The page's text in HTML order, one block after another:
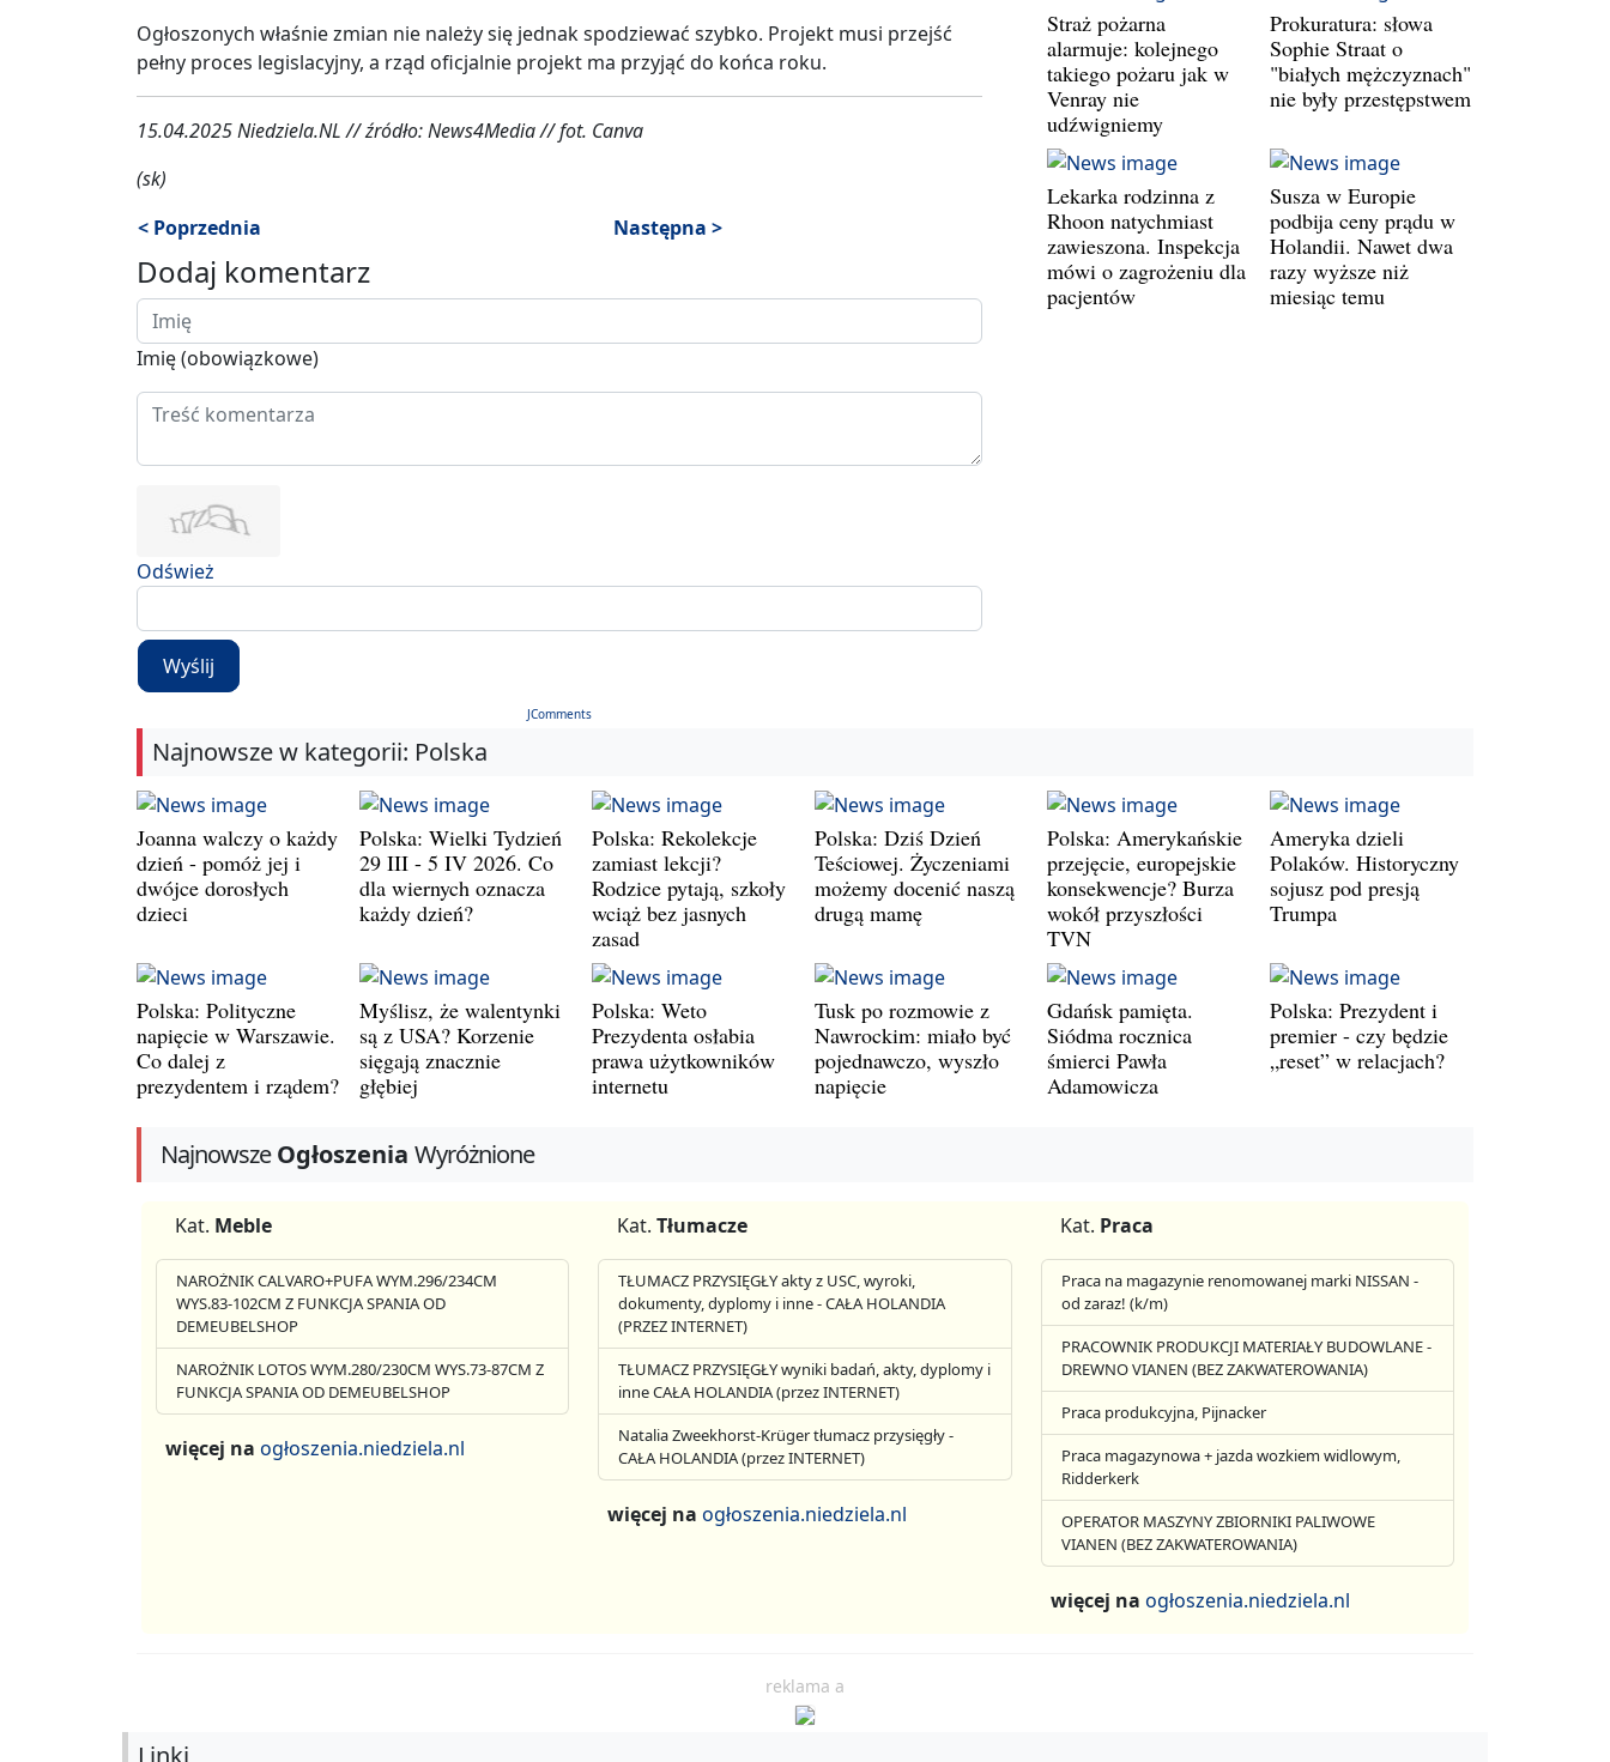
Ogłoszonych właśnie zmian nie należy się jednak spodziewać szybko. Projekt musi przejść
pełny proces legislacyjny, a rząd oficjalnie projekt ma przyjąć do końca roku.
15.04.2025 Niedziela.NL // źródło: News4Media // fot. Canva
(sk)
< Poprzednia
Następna >
Dodaj komentarz
Imię (obowiązkowe)
Odśwież
Wyślij
JComments
Straż pożarna
alarmuje: kolejnego
takiego pożaru jak w
Venray nie
udźwigniemy
Prokuratura: słowa
Sophie Straat o
"białych mężczyznach"
nie były przestępstwem
Lekarka rodzinna z
Rhoon natychmiast
zawieszona. Inspekcja
mówi o zagrożeniu dla
pacjentów
Susza w Europie
podbija ceny prądu w
Holandii. Nawet dwa
razy wyższe niż
miesiąc temu
Najnowsze w kategorii: Polska
Joanna walczy o każdy
dzień - pomóż jej i
dwójce dorosłych
dzieci
Polska: Wielki Tydzień
29 III - 5 IV 2026. Co
dla wiernych oznacza
każdy dzień?
Polska: Rekolekcje
zamiast lekcji?
Rodzice pytają, szkoły
wciąż bez jasnych
zasad
Polska: Dziś Dzień
Teściowej. Życzeniami
możemy docenić naszą
drugą mamę
Polska: Amerykańskie
przejęcie, europejskie
konsekwencje? Burza
wokół przyszłości
TVN
Ameryka dzieli
Polaków. Historyczny
sojusz pod presją
Trumpa
Polska: Polityczne
napięcie w Warszawie.
Co dalej z
prezydentem i rządem?
Myślisz, że walentynki
są z USA? Korzenie
sięgają znacznie
głębiej
Polska: Weto
Prezydenta osłabia
prawa użytkowników
internetu
Tusk po rozmowie z
Nawrockim: miało być
pojednawczo, wyszło
napięcie
Gdańsk pamięta.
Siódma rocznica
śmierci Pawła
Adamowicza
Polska: Prezydent i
premier - czy będzie
„reset” w relacjach?
NajnowszeOgłoszenia Wyróżnione
Kat. Meble
NAROŻNIK CALVARO+PUFA WYM.296/234CM
WYS.83-102CM Z FUNKCJA SPANIA OD
DEMEUBELSHOP
NAROŻNIK LOTOS WYM.280/230CM WYS.73-87CM Z
FUNKCJA SPANIA OD DEMEUBELSHOP
więcej na ogłoszenia.niedziela.nl
Kat. Tłumacze
TŁUMACZ PRZYSIĘGŁY akty z USC, wyroki,
dokumenty, dyplomy i inne - CAŁA HOLANDIA
(PRZEZ INTERNET)
TŁUMACZ PRZYSIĘGŁY wyniki badań, akty, dyplomy i
inne CAŁA HOLANDIA (przez INTERNET)
Natalia Zweekhorst-Krüger tłumacz przysięgły -
CAŁA HOLANDIA (przez INTERNET)
więcej naogłoszenia.niedziela.nl
Kat. Praca
Praca na magazynie renomowanej marki NISSAN -
od zaraz! (k/m)
PRACOWNIK PRODUKCJI MATERIAŁY BUDOWLANE -
DREWNO VIANEN (BEZ ZAKWATEROWANIA)
Praca produkcyjna, Pijnacker
Praca magazynowa + jazda wozkiem widlowym,
Ridderkerk
OPERATOR MASZYNY ZBIORNIKI PALIWOWE
VIANEN (BEZ ZAKWATEROWANIA)
więcej na ogłoszenia.niedziela.nl
reklama a